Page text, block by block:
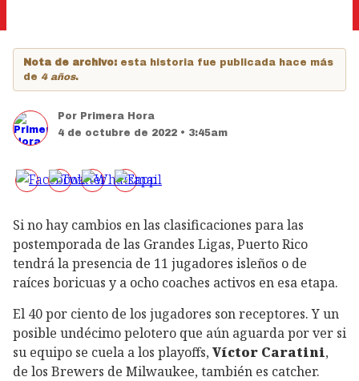
Nota de archivo: esta historia fue publicada hace más
de 4 años.
Por Primera Hora
4 de octubre de 2022 • 3:45am
Si no hay cambios en las clasificaciones para las
postemporada de las Grandes Ligas, Puerto Rico
tendrá la presencia de 11 jugadores isleños o de
raíces boricuas y a ocho coaches activos en esa etapa.
El 40 por ciento de los jugadores son receptores. Y un
posible undécimo pelotero que aún aguarda por ver si
su equipo se cuela a los playoffs,Víctor Caratini,
de los Brewers de Milwaukee, también es catcher.